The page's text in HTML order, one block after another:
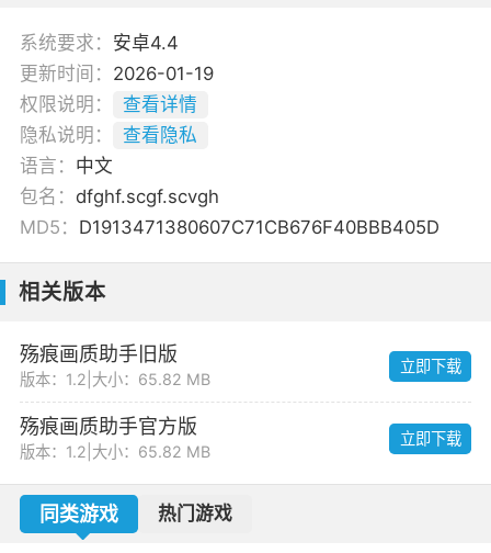
系统要求： 安卓4.4
更新时间： 2026-01-19
权限说明：
查看详情
隐私说明：
查看隐私
语言： 中文
包名： dfghf.scgf.scvgh
MD5： D1913471380607C71CB676F40BBB405D
相关版本
殇痕画质助手旧版
版本：1.2 大小：65.82 MB
立即下载
殇痕画质助手官方版
版本：1.2 大小：65.82 MB
立即下载
同类游戏 热门游戏